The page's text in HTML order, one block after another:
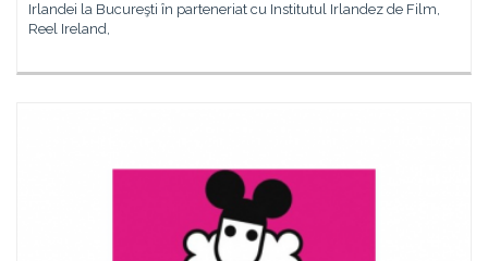
Irlandei la Bucureşti în parteneriat cu Institutul Irlandez de Film,
Reel Ireland,